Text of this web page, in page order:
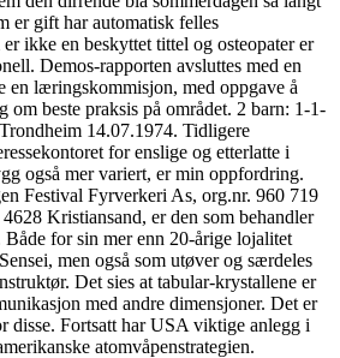
er gift har automatisk felles
ikke en beskyttet tittel og osteopater er
Demos-rapporten avsluttes med en
en læringskommisjon, med oppgave å
om beste praksis på området. 2 barn: 1-1-
14.07.1974. Tidligere
for enslige og etterlatte i
også mer variert, er min oppfordring.
Festival Fyrverkeri As, org.nr. 960 719
Kristiansand, er den som behandler
for sin mer enn 20-årige lojalitet
men også som utøver og særdeles
Det sies at tabular-krystallene er
med andre dimensjoner. Det er
disse. Fortsatt har USA viktige anlegg i
atomvåpenstrategien.